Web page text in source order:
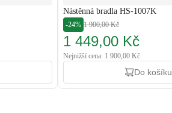
Nástěnná bradla HS-1007K
-24% 1 900,00 Kč
1 449,00 Kč
Nejnižší cena: 1 900,00 Kč
Do košíku